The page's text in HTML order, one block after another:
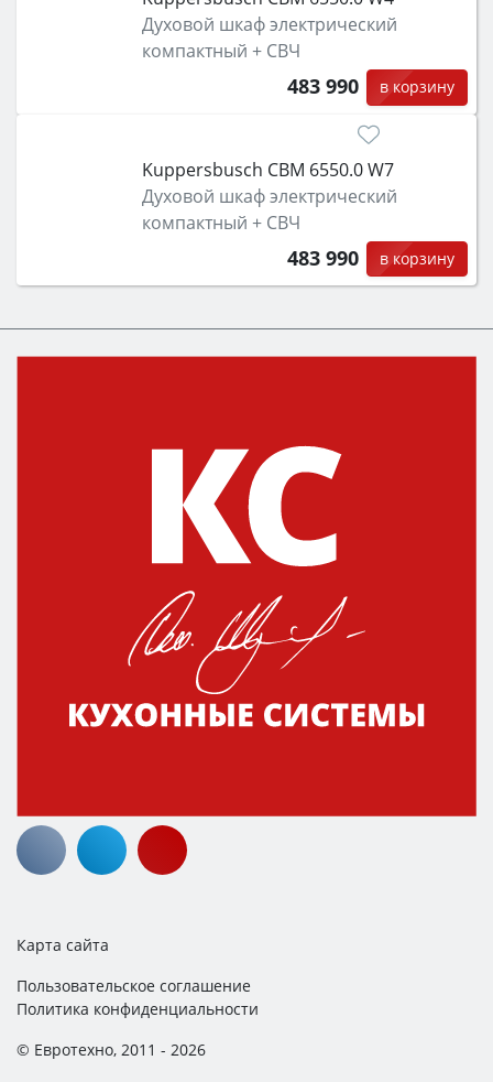
Духовой шкаф электрический
компактный + СВЧ
483 990 в корзину
Kuppersbusch CBM 6550.0 W7
Духовой шкаф электрический
компактный + СВЧ
483 990 в корзину
Карта сайта
Пользовательское соглашение
Политика конфиденциальности
© Евротехно, 2011 - 2026